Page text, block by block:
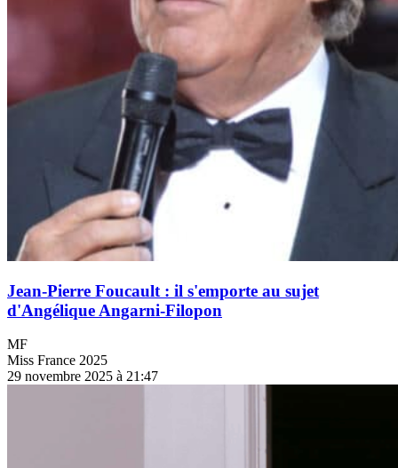
Jean-Pierre Foucault : il s'emporte au sujet
d'Angélique Angarni-Filopon
MF
Miss France 2025
29 novembre 2025 à 21:47